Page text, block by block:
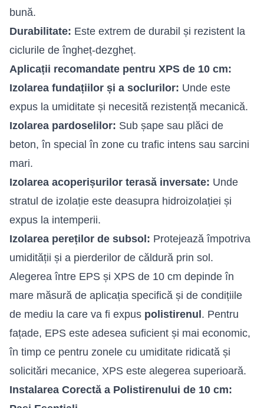
bună.
Durabilitate: Este extrem de durabil și rezistent la
ciclurile de îngheț-dezgheț.
Aplicații recomandate pentru XPS de 10 cm:
Izolarea fundațiilor și a soclurilor: Unde este
expus la umiditate și necesită rezistență mecanică.
Izolarea pardoselilor: Sub șape sau plăci de
beton, în special în zone cu trafic intens sau sarcini
mari.
Izolarea acoperișurilor terasă inversate: Unde
stratul de izolație este deasupra hidroizolației și
expus la intemperii.
Izolarea pereților de subsol: Protejează împotriva
umidității și a pierderilor de căldură prin sol.
Alegerea între EPS și XPS de 10 cm depinde în
mare măsură de aplicația specifică și de condițiile
de mediu la care va fi expus polistirenul. Pentru
fațade, EPS este adesea suficient și mai economic,
în timp ce pentru zonele cu umiditate ridicată și
solicitări mecanice, XPS este alegerea superioară.
Instalarea Corectă a Polistirenului de 10 cm: